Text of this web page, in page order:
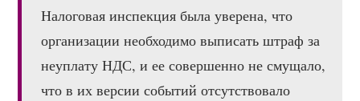
Налоговая инспекция была уверена, что
организации необходимо выписать штраф за
неуплату НДС, и ее совершенно не смущало,
что в их версии событий отсутствовало